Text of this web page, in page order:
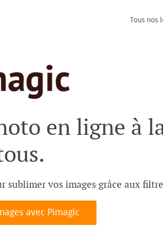
Tous nos
en ligne à
vos images grâce aux
avec Pimagic